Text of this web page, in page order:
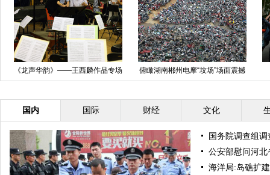
《龙声华韵》——王西麟作品专场
音乐会紧张筹备
俯瞰湖南郴州电摩“坟场”场面震撼
国内 国际 财经 文化
国务院调查组
公安部慰问河
海洋局:岛礁扩